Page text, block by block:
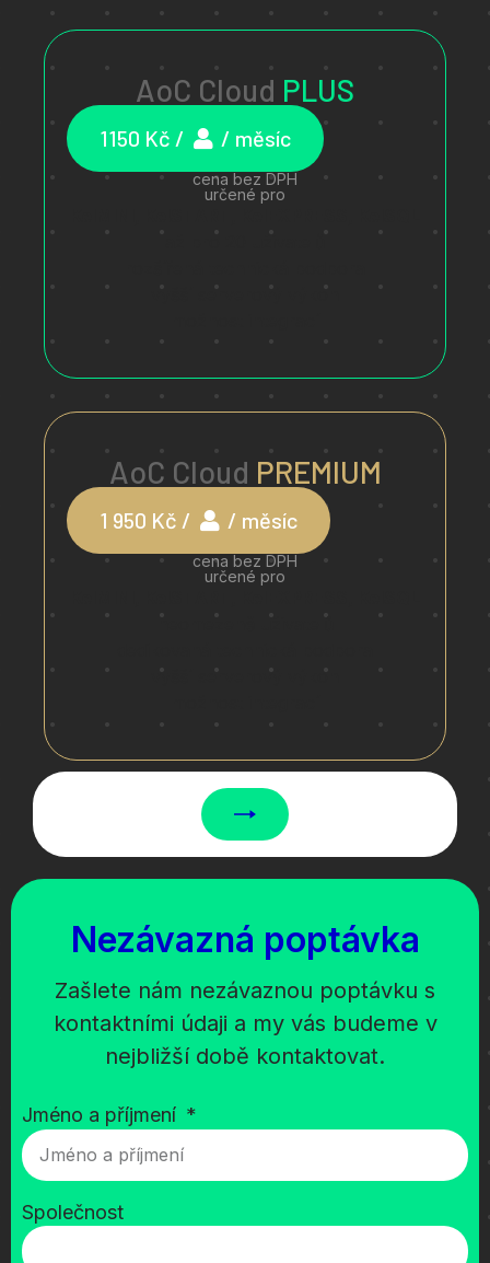
AoC Cloud PLUS
1150 Kč / / měsíc
cena bez DPH
určené pro
AoC Cloud PREMIUM
1 950 Kč / / měsíc
cena bez DPH
určené pro
Nezávazná poptávka
Zašlete nám nezávaznou poptávku s
kontaktními údaji a my vás budeme v
nejbližší době kontaktovat.
Jméno a příjmení
Společnost